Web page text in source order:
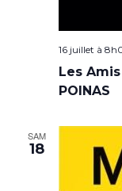
16 juillet à
Les
POINAS
SAM
18